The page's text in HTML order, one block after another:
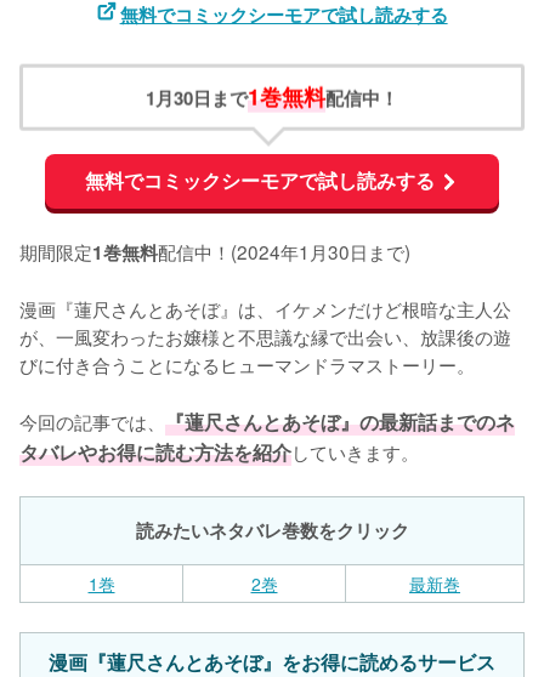
無料でコミックシーモアで試し読みする
1月30日まで1巻無料配信中！
無料でコミックシーモアで試し読みする
期間限定1巻無料配信中！(2024年1月30日まで)
漫画『蓮尺さんとあそぼ』は、イケメンだけど根暗な主人公
が、一風変わったお嬢様と不思議な縁で出会い、放課後の遊
びに付き合うことになるヒューマンドラマストーリー。
今回の記事では、 『蓮尺さんとあそぼ』の最新話までのネ
タバレやお得に読む方法を紹介していきます。
読みたいネタバレ巻数をクリック
1巻 2巻 最新巻
漫画『蓮尺さんとあそぼ』をお得に読めるサービス